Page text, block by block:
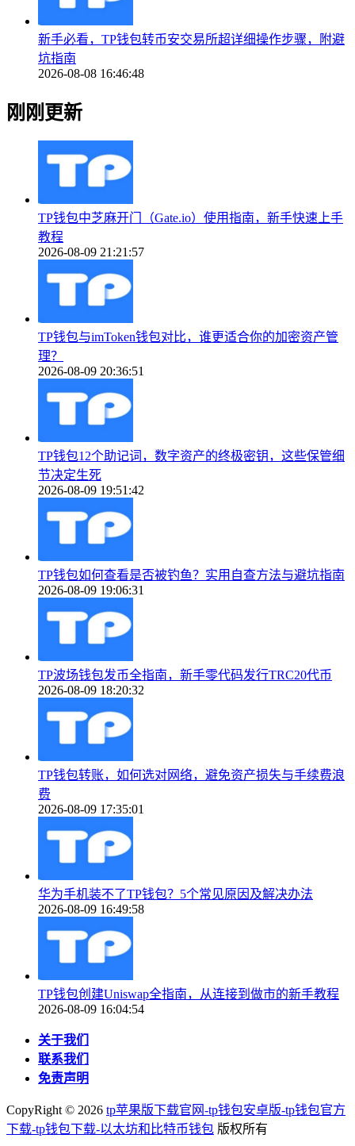
新手必看，TP钱包转币安交易所超详细操作步骤，附避
坑指南
2026-08-08 16:46:48
刚刚更新
TP钱包中芝麻开门（Gate.io）使用指南，新手快速上手
教程
2026-08-09 21:21:57
TP钱包与imToken钱包对比，谁更适合你的加密资产管
理？
2026-08-09 20:36:51
TP钱包12个助记词，数字资产的终极密钥，这些保管细
节决定生死
2026-08-09 19:51:42
TP钱包如何查看是否被钓鱼？实用自查方法与避坑指南
2026-08-09 19:06:31
TP波场钱包发币全指南，新手零代码发行TRC20代币
2026-08-09 18:20:32
TP钱包转账，如何选对网络，避免资产损失与手续费浪
费
2026-08-09 17:35:01
华为手机装不了TP钱包？5个常见原因及解决办法
2026-08-09 16:49:58
TP钱包创建Uniswap全指南，从连接到做市的新手教程
2026-08-09 16:04:54
关于我们
联系我们
免责声明
CopyRight © 2026 tp苹果版下载官网-tp钱包安卓版-tp钱包官方
下载-tp钱包下载-以太坊和比特币钱包 版权所有